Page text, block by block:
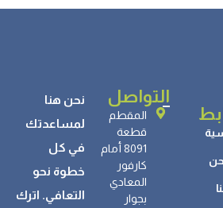
التواصل
المقطم
قطعة
8091 أمام
كارفور
المعادي
بجوار
نحن هنا
لمساعدتك
في كل
خطوة نحو
التعافي. اترك